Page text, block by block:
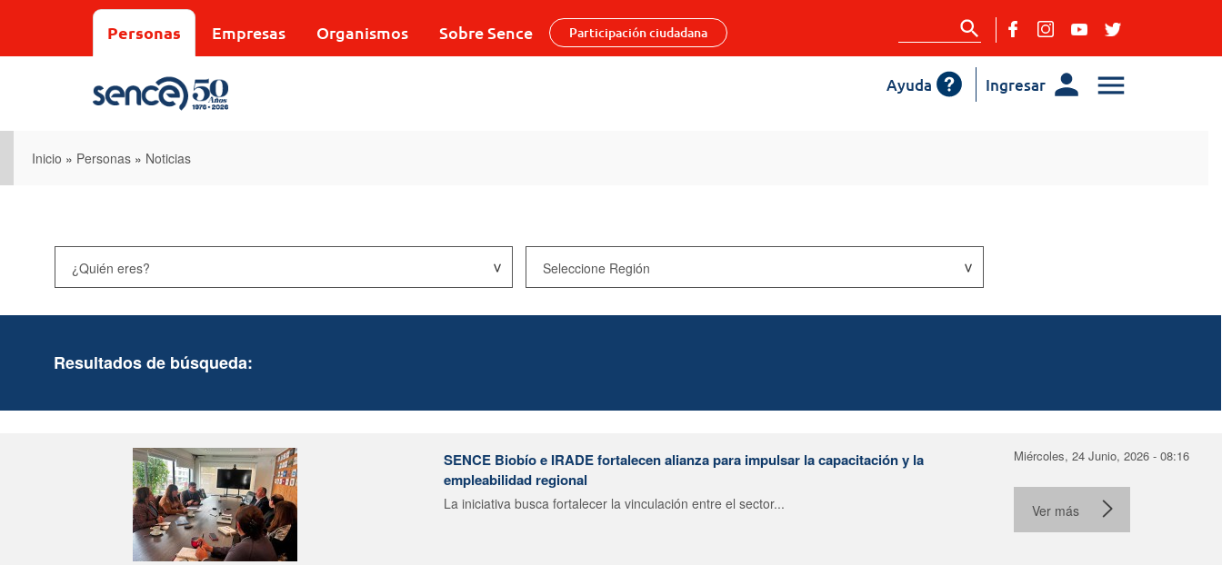
Personas Empresas Organismos Sobre Sence Participación ciudadana
Ingresar
Ayuda
Inicio » Personas » Noticias
Resultados de búsqueda:
SENCE Biobío e IRADE fortalecen alianza para impulsar la capacitación y la
empleabilidad regional
La iniciativa busca fortalecer la vinculación entre el sector...
Miércoles, 24 Junio, 2026 - 08:16
Ver más